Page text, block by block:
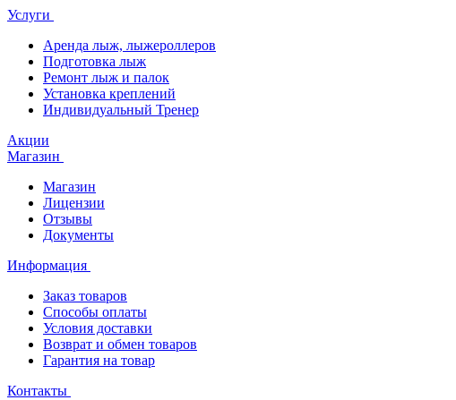
Услуги
Аренда лыж, лыжероллеров
Подготовка лыж
Ремонт лыж и палок
Установка креплений
Индивидуальный Тренер
Акции
Магазин
Магазин
Лицензии
Отзывы
Документы
Информация
Заказ товаров
Способы оплаты
Условия доставки
Возврат и обмен товаров
Гарантия на товар
Контакты